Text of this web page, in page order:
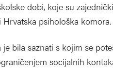
dobi, koje su
Hrvatska psihološka komora.
je bila saznati s kojim se
socijalnih